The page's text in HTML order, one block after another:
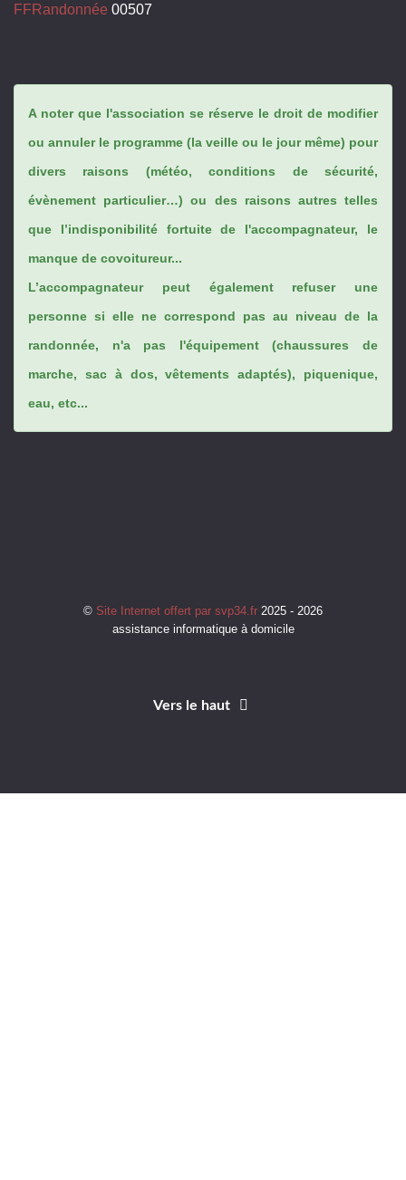
FFRandonnée 00507
A noter que l'association se réserve le droit de modifier
ou annuler le programme (la veille ou le jour même) pour
divers raisons (météo, conditions de sécurité,
évènement particulier…) ou des raisons autres telles
que l’indisponibilité fortuite de l'accompagnateur, le
manque de covoitureur...
L’accompagnateur peut également refuser une
personne si elle ne correspond pas au niveau de la
randonnée, n'a pas l'équipement (chaussures de
marche, sac à dos, vêtements adaptés), piquenique,
eau, etc...
© Site Internet offert par svp34.fr 2025 - 2026
assistance informatique à domicile
Vers le haut